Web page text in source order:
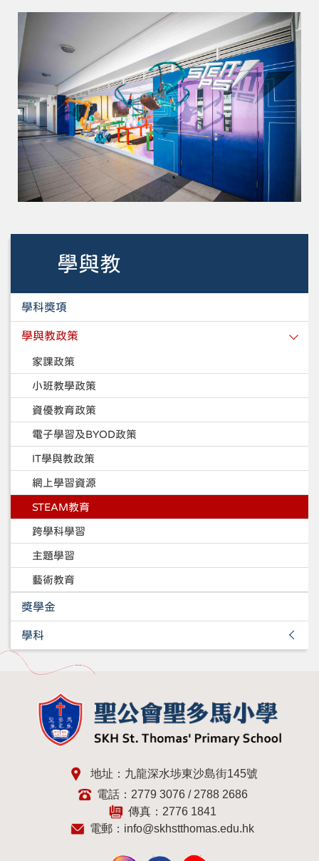
學與教
學科獎項
學與教政策
家課政策
小班教學政策
資優教育政策
電子學習及BYOD政策
IT學與教政策
網上學習資源
STEAM教育
跨學科學習
主題學習
藝術教育
獎學金
學科
地址：九龍深水埗東沙島街145號
電話：2779 3076 / 2788 2686
傳真：2776 1841
電郵： info@skhstthomas.edu.hk